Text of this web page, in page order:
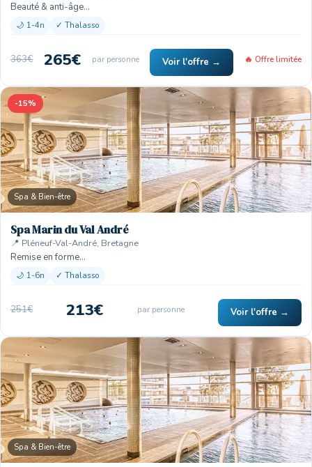
Beauté & anti-âge…
🌙 1-4n ✓ Thalasso
363€ 265€ par personne Voir l'offre → 🔥 Offre limitée
-15%
Spa & Bien-être
Spa Marin du Val André
📍 Pléneuf-Val-André, Bretagne
Remise en forme…
🌙 1-6n ✓ Thalasso
251€ 213€ par personne Voir l'offre →
Spa & Bien-être